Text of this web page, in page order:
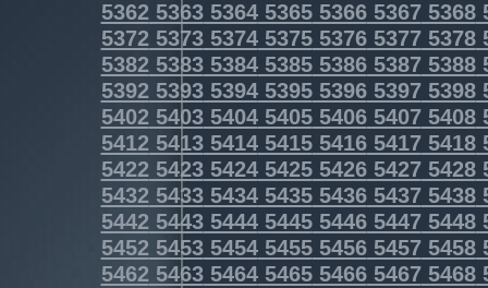
5362536353645365536653675368
5372537353745375537653775378
5382538353845385538653875388
5392539353945395539653975398
5402540354045405540654075408
5412541354145415541654175418
5422542354245425542654275428
5432543354345435543654375438
5442544354445445544654475448
5452545354545455545654575458
5462546354645465546654675468